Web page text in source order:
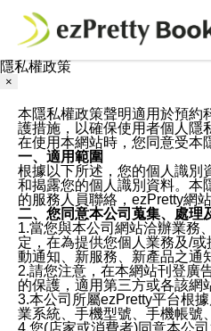
隱私權政策
×
本隱私權政策聲明適用於預約
護措施，以確保使用者個人隱
在使用本網站時，您同意受本
一、適用範圍
根據以下所述，您的個人識別
和揭露您的個人識別資料。本
的服務人員聯絡，ezPretty網
二、您同意本公司蒐集、處理
1.當您與本公司網站洽辦業務
定，在為提供您個人業務及/
動通知、新服務、新產品之通
2.請您注意，在本網站刊登廣
的保護，適用第三方或各該網
3.本公司所屬ezPretty平台根
業系統、手機型號、手機帳號
4.您(店家或消費者)同意本公